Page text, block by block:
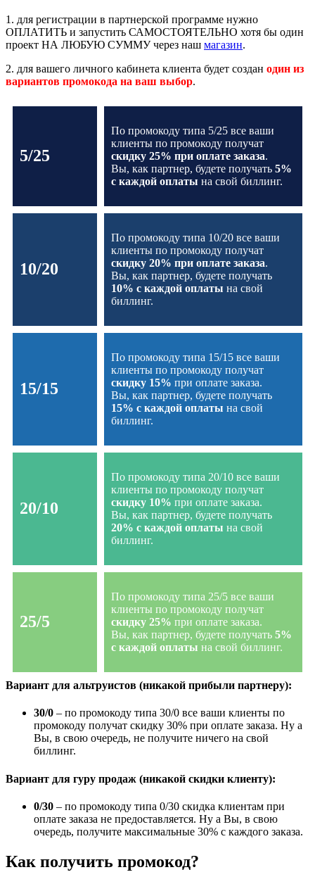
1. для регистрации в партнерской программе нужно
ОПЛАТИТЬ и запустить САМОСТОЯТЕЛЬНО хотя бы один
проект НА ЛЮБУЮ СУММУ через наш магазин.
2. для вашего личного кабинета клиента будет создан один из
вариантов промокода на ваш выбор.
5/25
По промокоду типа 5/25 все ваши
клиенты по промокоду получат
скидку 25% при оплате заказа.
Вы, как партнер, будете получать 5%
с каждой оплаты на свой биллинг.
10/20
По промокоду типа 10/20 все ваши
клиенты по промокоду получат
скидку 20% при оплате заказа.
Вы, как партнер, будете получать
10% с каждой оплаты на свой
биллинг.
15/15
По промокоду типа 15/15 все ваши
клиенты по промокоду получат
скидку 15% при оплате заказа.
Вы, как партнер, будете получать
15% с каждой оплаты на свой
биллинг.
20/10
По промокоду типа 20/10 все ваши
клиенты по промокоду получат
скидку 10% при оплате заказа.
Вы, как партнер, будете получать
20% с каждой оплаты на свой
биллинг.
25/5
По промокоду типа 25/5 все ваши
клиенты по промокоду получат
скидку 25% при оплате заказа.
Вы, как партнер, будете получать 5%
с каждой оплаты на свой биллинг.
Вариант для альтруистов (никакой прибыли партнеру):
30/0 – по промокоду типа 30/0 все ваши клиенты по
промокоду получат скидку 30% при оплате заказа. Ну а
Вы, в свою очередь, не получите ничего на свой
биллинг.
Вариант для гуру продаж (никакой скидки клиенту):
0/30 – по промокоду типа 0/30 скидка клиентам при
оплате заказа не предоставляется. Ну а Вы, в свою
очередь, получите максимальные 30% с каждого заказа.
Как получить промокод?